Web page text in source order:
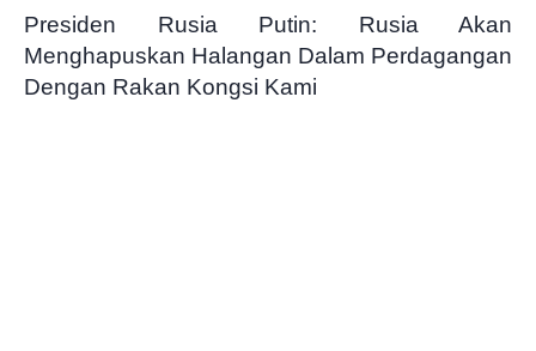
Presiden Rusia Putin: Rusia Akan
Menghapuskan Halangan Dalam Perdagangan
Dengan Rakan Kongsi Kami